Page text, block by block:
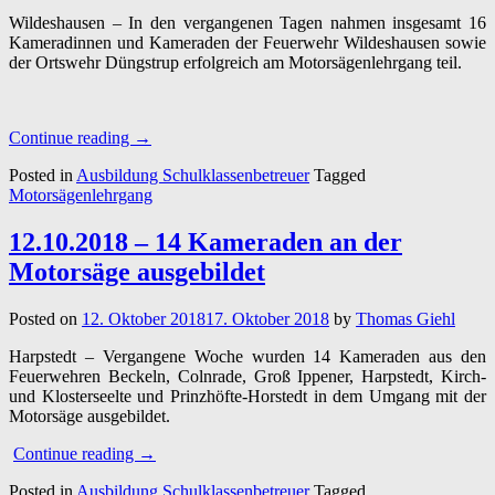
Wildeshausen – In den vergangenen Tagen nahmen insgesamt 16
Kameradinnen und Kameraden der Feuerwehr Wildeshausen sowie
der Ortswehr Düngstrup erfolgreich am Motorsägenlehrgang teil.
Continue reading “18.02.2019
Motorsägenlehrgang
–
Wildeshausen/Düngstrup”
→
Posted in Ausbildung Schulklassenbetreuer Tagged
Motorsägenlehrgang
12.10.2018 – 14 Kameraden an der
Motorsäge ausgebildet
Posted on 12. Oktober 201817. Oktober 2018 by Thomas Giehl
Harpstedt – Vergangene Woche wurden 14 Kameraden aus den
Feuerwehren Beckeln, Colnrade, Groß Ippener, Harpstedt, Kirch-
und Klosterseelte und Prinzhöfte-Horstedt in dem Umgang mit der
Motorsäge ausgebildet.
Continue reading “12.10.2018
→
Posted in Ausbildung Schulklassenbetreuer Tagged